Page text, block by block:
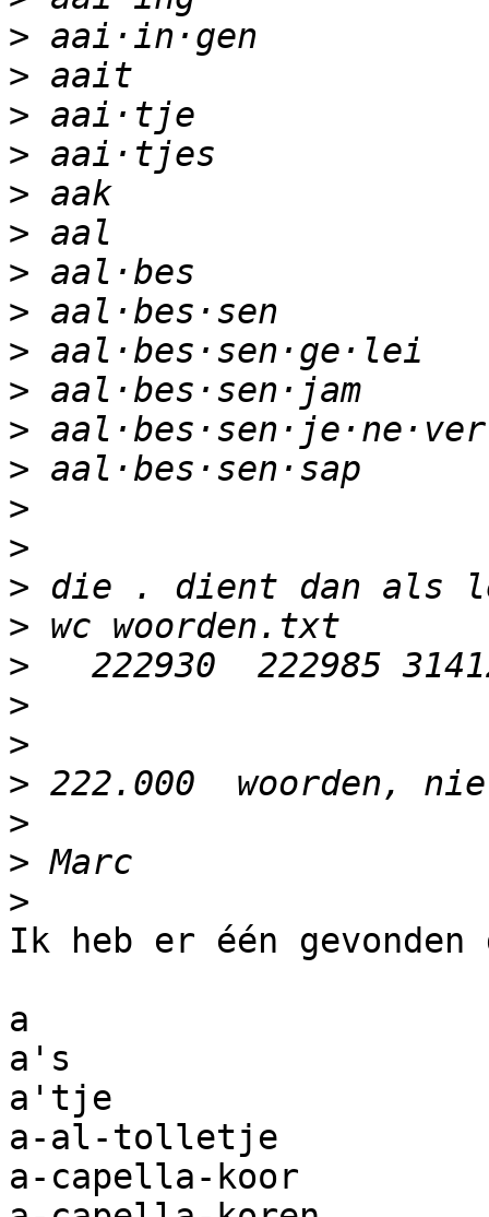
>
>
>
>
>
>
>
>
>
>
>
>
>
>
>
>
>
>
>
>
>
>
>
Ik heb er één
a
a's
a'tje
a-al-tolletje
a-capella-koor